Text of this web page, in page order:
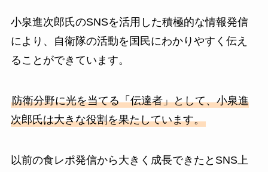
小泉進次郎氏のSNSを活用した積極的な情報発信
により、自衛隊の活動を国民にわかりやすく伝え
ることができています。
防衛分野に光を当てる「伝達者」として、小泉進
次郎氏は大きな役割を果たしています。
以前の食レポ発信から大きく成長できたとSNS上